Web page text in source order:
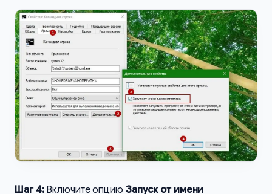
Шаг 4:Включите опцию Запуск от имени